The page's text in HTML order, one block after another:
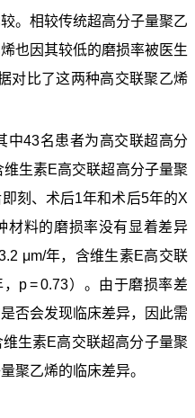
。相较传统超高分子量聚乙
也因其较低的磨损率被医生
对比了这两种高交联聚乙烯
43名患者为高交联超高分
生素E高交联超高分子量聚
刻、术后1年和术后5年的X
材料的磨损率没有显着差异
μm/年，含维生素E高交联
p = 0.73）。由于磨损率差
否会发现临床差异，因此需
生素E高交联超高分子量聚
聚乙烯的临床差异。